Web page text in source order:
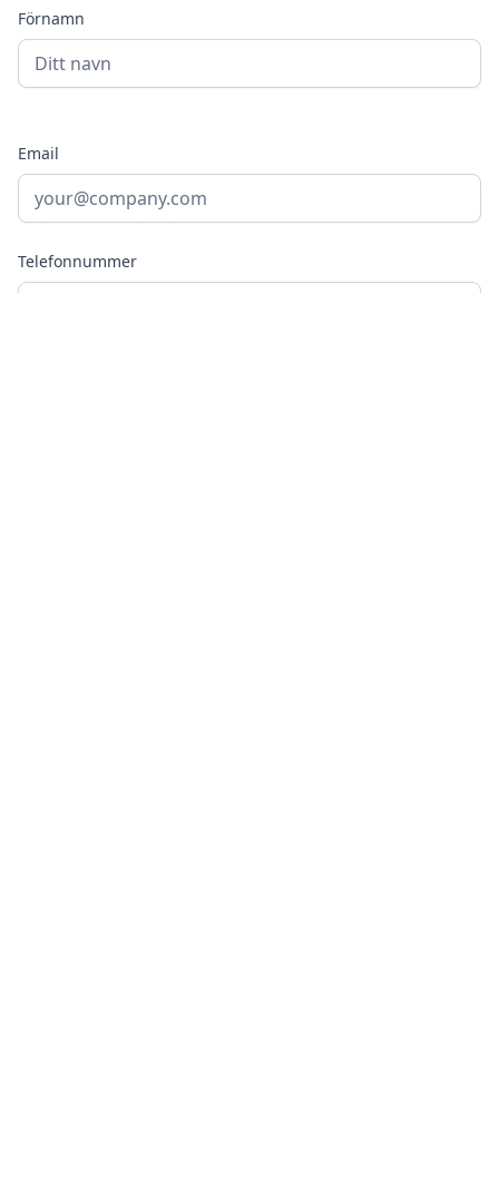
Förnamn
Email
Telefonnummer